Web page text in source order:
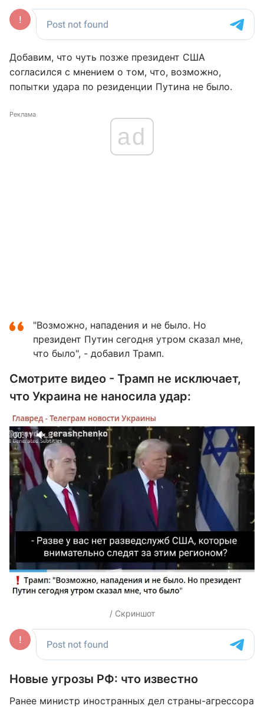
Добавим, что чуть позже президент США
согласился с мнением о том, что, возможно,
попытки удара по резиденции Путина не было.
Реклама
ad
"Возможно, нападения и не было. Но
президент Путин сегодня утром сказал мне,
что было", - добавил Трамп.
Смотрите видео - Трамп не исключает,
что Украина не наносила удар:
/ Скриншот
Новые угрозы РФ: что известно
Ранее министр иностранных дел страны-агрессора